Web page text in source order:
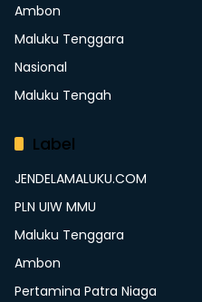
Ambon
Maluku Tenggara
Nasional
Maluku Tengah
Label
JENDELAMALUKU.COM
PLN UIW MMU
Maluku Tenggara
Ambon
Pertamina Patra Niaga